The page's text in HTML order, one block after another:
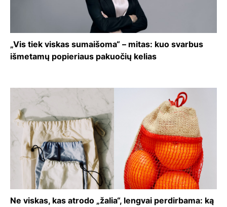
„Vis tiek viskas sumaišoma“ – mitas: kuo svarbus
išmetamų popieriaus pakuočių kelias
Ne viskas, kas atrodo „žalia“, lengvai perdirbama: ką